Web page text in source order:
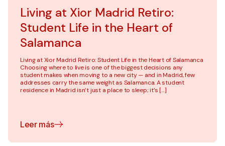
Living at Xior Madrid Retiro:
Student Life in the Heart of
Salamanca
Living at Xior Madrid Retiro: Student Life in the Heart of Salamanca
Choosing where to live is one of the biggest decisions any
student makes when moving to a new city — and in Madrid, few
addresses carry the same weight as Salamanca. A student
residence in Madrid isn’t just a place to sleep; it’s […]
Leer más